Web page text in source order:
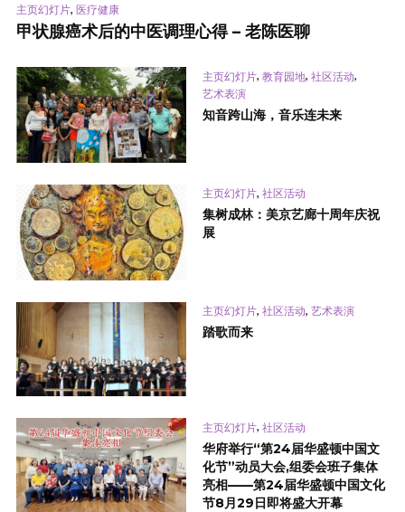
主页幻灯片, 医疗健康
甲状腺癌术后的中医调理心得 – 老陈医聊
主页幻灯片, 教育园地, 社区活动,
艺术表演
知音跨山海，音乐连未来
主页幻灯片, 社区活动
集树成林：美京艺廊十周年庆祝
展
主页幻灯片, 社区活动, 艺术表演
踏歌而来
主页幻灯片, 社区活动
华府举行“第24届华盛顿中国文
化节”动员大会,组委会班子集体
亮相——第24届华盛顿中国文化
节8月29日即将盛大开幕